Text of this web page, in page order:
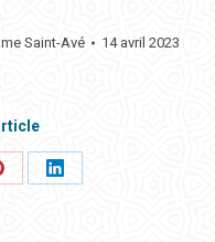
Saint-Avé 14 avril 2023
Partager